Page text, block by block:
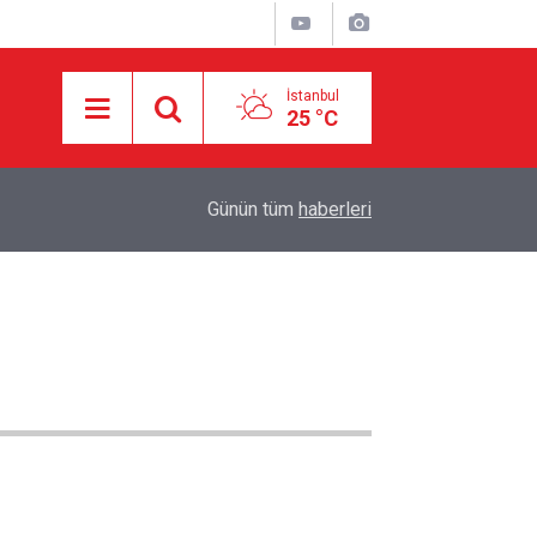
İstanbul
25 °C
HAMAS: İKİNCİ AŞAMA İÇİN RESMÎ YANIT
Günün tüm haberleri